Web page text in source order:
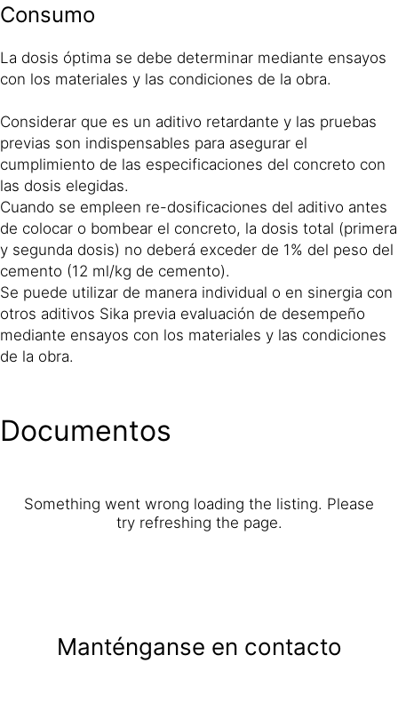
Consumo
La dosis óptima se debe determinar mediante ensayos
con los materiales y las condiciones de la obra.
Considerar que es un aditivo retardante y las pruebas
previas son indispensables para asegurar el
cumplimiento de las especificaciones del concreto con
las dosis elegidas.
Cuando se empleen re-dosificaciones del aditivo antes
de colocar o bombear el concreto, la dosis total (primera
y segunda dosis) no deberá exceder de 1% del peso del
cemento (12 ml/kg de cemento).
Se puede utilizar de manera individual o en sinergia con
otros aditivos Sika previa evaluación de desempeño
mediante ensayos con los materiales y las condiciones
de la obra.
Documentos
Something went wrong loading the listing. Please
try refreshing the page.
Manténganse en contacto